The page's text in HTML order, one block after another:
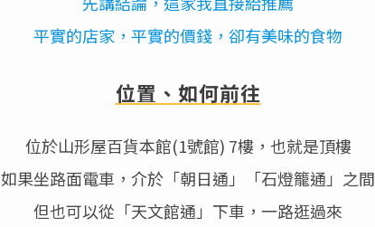
平實的店家，平實的價錢，卻有美味的食物
位置、如何前往
位於山形屋百貨本館(1號館) 7樓，也就是頂樓
如果坐路面電車，介於「朝日通」「石燈籠通」之間
但也可以從「天文館通」下車，一路逛過來